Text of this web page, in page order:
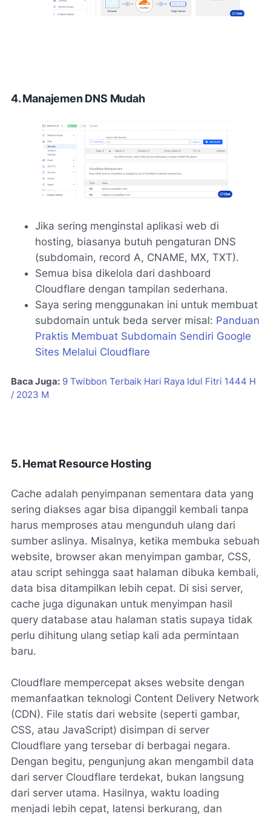
4. Manajemen DNS Mudah
Jika sering menginstal aplikasi web di
hosting, biasanya butuh pengaturan DNS
(subdomain, record A, CNAME, MX, TXT).
Semua bisa dikelola dari dashboard
Cloudflare dengan tampilan sederhana.
Saya sering menggunakan ini untuk membuat
subdomain untuk beda server misal: Panduan
Praktis Membuat Subdomain Sendiri Google
Sites Melalui Cloudflare
Baca Juga: 9 Twibbon Terbaik Hari Raya Idul Fitri 1444 H
/ 2023 M
5. Hemat Resource Hosting
Cache adalah penyimpanan sementara data yang
sering diakses agar bisa dipanggil kembali tanpa
harus memproses atau mengunduh ulang dari
sumber aslinya. Misalnya, ketika membuka sebuah
website, browser akan menyimpan gambar, CSS,
atau script sehingga saat halaman dibuka kembali,
data bisa ditampilkan lebih cepat. Di sisi server,
cache juga digunakan untuk menyimpan hasil
query database atau halaman statis supaya tidak
perlu dihitung ulang setiap kali ada permintaan
baru.
Cloudflare mempercepat akses website dengan
memanfaatkan teknologi Content Delivery Network
(CDN). File statis dari website (seperti gambar,
CSS, atau JavaScript) disimpan di server
Cloudflare yang tersebar di berbagai negara.
Dengan begitu, pengunjung akan mengambil data
dari server Cloudflare terdekat, bukan langsung
dari server utama. Hasilnya, waktu loading
menjadi lebih cepat, latensi berkurang, dan